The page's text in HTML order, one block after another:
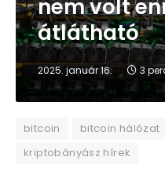
nem volt
átlátható
2025. január 16. 3
bitcoin bitcoin hálózat
kriptobányász hírek